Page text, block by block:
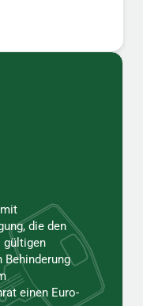
die den
gültigen
Behinderung
einen Euro-